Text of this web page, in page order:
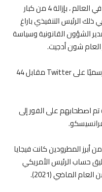
قام الملياردير إيلون ماسك ، أغنى رجل في العالم ، بإزالة 4 من كبار
ذلك الرئيس التنفيذي باراغ
الشؤون القانونية وسياسة
العام شون أدجيت.
يأتي هذا بعد الانتهاء. استحوذ Musk رسميًا على Twitter مقابل 44
تم اصطحابهم على الفور إلى
المطرودين كانت فيجايا
حساب الرئيس الأمريكي
الماضي (2021).